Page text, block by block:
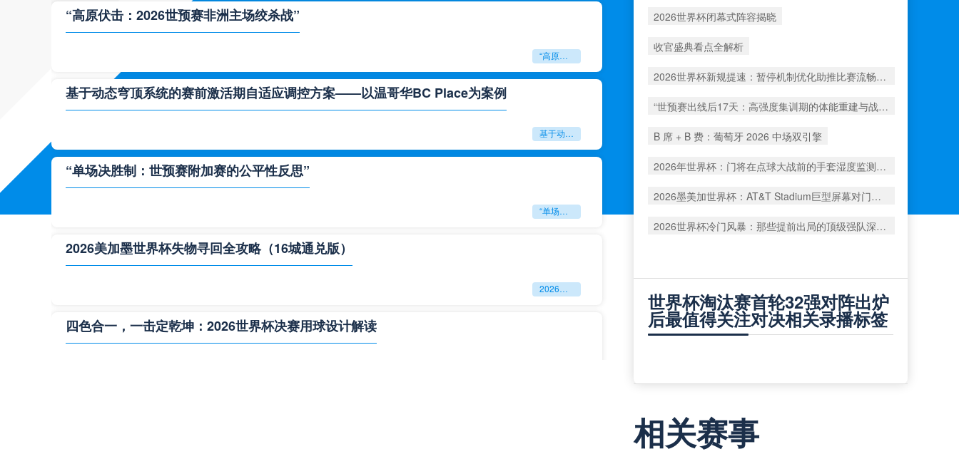
“高原伏击：2026世预赛非洲主场绞杀战”
“高原伏击：2026世预赛非洲主场绞杀战”
基于动态穹顶系统的赛前激活期自适应调控方案——以温哥华BC Place为案例
基于动态穹顶系统的赛前激活期自适应调控方案——以温哥华BC Place为案例
“单场决胜制：世预赛附加赛的公平性反思”
“单场决胜制：世预赛附加赛的公平性反思”
2026美加墨世界杯失物寻回全攻略（16城通兑版）
2026美加墨世界杯失物寻回全攻略（16城通兑版）
四色合一，一击定乾坤：2026世界杯决赛用球设计解读
2026世界杯闭幕式阵容揭晓
收官盛典看点全解析
2026世界杯新规提速：暂停机制优化助推比赛流畅度飞跃
“世预赛出线后17天：高强度集训期的体能重建与战术转化”
B 席 + B 费：葡萄牙 2026 中场双引擎
2026年世界杯：门将在点球大战前的手套湿度监测数据深度解析
2026墨美加世界杯：AT&T Stadium巨型屏幕对门将视野的潜在影响深度解析
2026世界杯冷门风暴：那些提前出局的顶级强队深度复盘
世界杯淘汰赛首轮32强对阵出炉
后最值得关注对决相关录播标签
相关赛事